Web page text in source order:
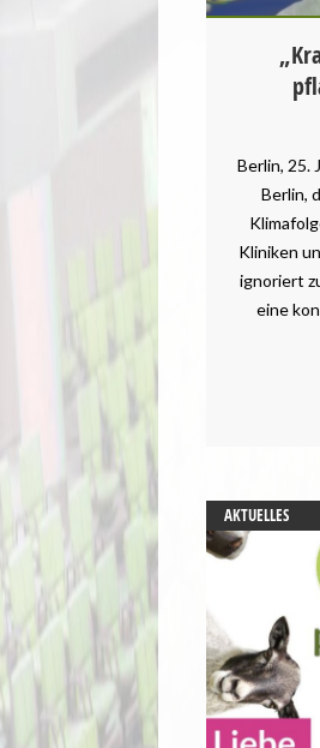
Berlin, 25.
Berlin,
Kliniken
ignoriert
eine
AKTUELLES
GESUNDHEIT
TIERSCHUTZ /
VEGANISMUS